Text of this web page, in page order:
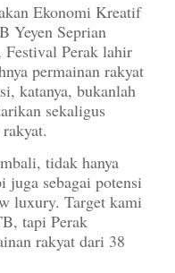
Ekonomi Kreatif
Yeyen Seprian
Festival Perak lahir
permainan rakyat
katanya, bukanlah
sekaligus
tidak hanya
juga sebagai potensi
luxury. Target kami
tapi Perak
rakyat dari 38